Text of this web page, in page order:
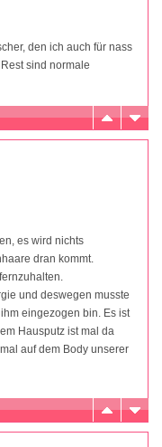
den ich auch für nass
sind normale
es wird nichts
dran kommt.
und deswegen musste
eingezogen bin. Es ist
Hausputz ist mal da
auf dem Body unserer